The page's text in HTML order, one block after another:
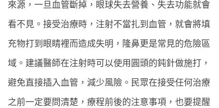
來源，一旦血管斷掉，眼球失去營養、失去功能就會
看不見。接受治療時，注射不當扎到血管，就會將填
充物打到眼睛裡而造成失明，隆鼻更是常見的危險區
域。建議醫師在注射時可以使用圓頭的鈍針做施打，
避免直接插入血管，減少風險。民眾在接受任何治療
之前一定要問清楚，療程前後的注意事項，也要提醒